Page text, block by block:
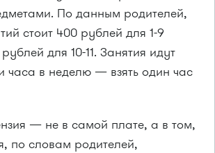
По данным родителей,
стоит 400 рублей для 1-9
для 10-11. Занятия идут
часа в неделю — взять один час
— не в самой плате, а в том,
по словам родителей,